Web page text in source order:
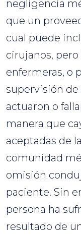
negligencia
que un
cual puede
cirujanos,
enfermeras, o
supervisión de
actuaron o
manera que
aceptadas de
comunidad
omisión
paciente. Sin
persona ha
resultado de